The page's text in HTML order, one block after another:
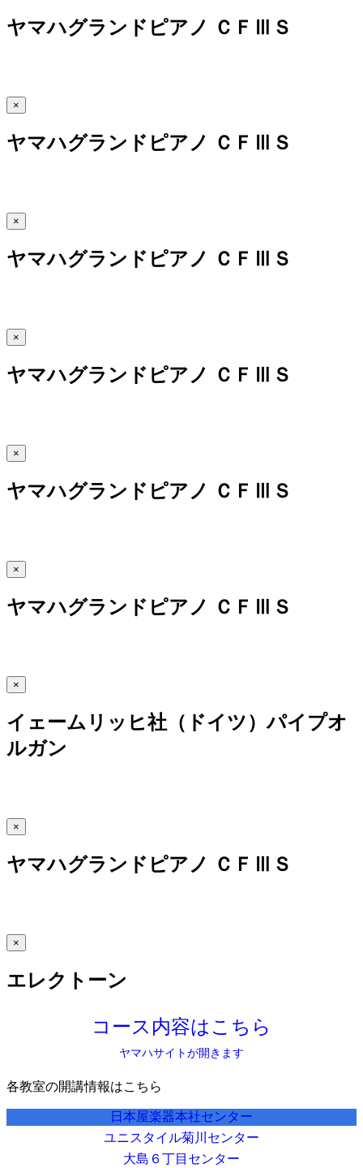
ヤマハグランドピアノ ＣＦⅢＳ
×
ヤマハグランドピアノ ＣＦⅢＳ
×
ヤマハグランドピアノ ＣＦⅢＳ
×
ヤマハグランドピアノ ＣＦⅢＳ
×
ヤマハグランドピアノ ＣＦⅢＳ
×
ヤマハグランドピアノ ＣＦⅢＳ
×
イェームリッヒ社（ドイツ）パイプオ
ルガン
×
ヤマハグランドピアノ ＣＦⅢＳ
×
エレクトーン
コース内容はこちら
ヤマハサイトが開きます
各教室の開講情報はこちら
日本屋楽器本社センター
ユニスタイル菊川センター
大島６丁目センター